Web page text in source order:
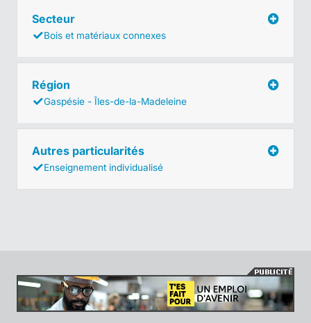
Secteur
Bois et matériaux connexes
Région
Gaspésie - Îles-de-la-Madeleine
Autres particularités
Enseignement individualisé